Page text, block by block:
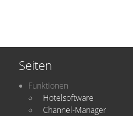
Seiten
Funktionen
Hotelsoftware
Channel-Manager